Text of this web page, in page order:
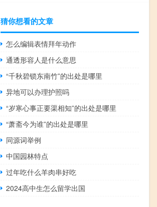
猜你想看的文章
怎么编辑表情拜年动作
通透形容人是什么意思
“千秋碧锁东南竹”的出处是哪里
异地可以办理护照吗
“岁寒心事正要渠相知”的出处是哪里
“萧斋今为谁”的出处是哪里
同源词举例
中国园林特点
过年吃什么羊肉串好吃
2024高中生怎么留学出国